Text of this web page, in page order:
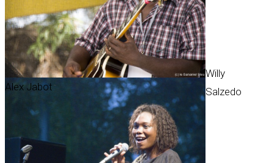
Alex Jabot
Willy
Salzedo